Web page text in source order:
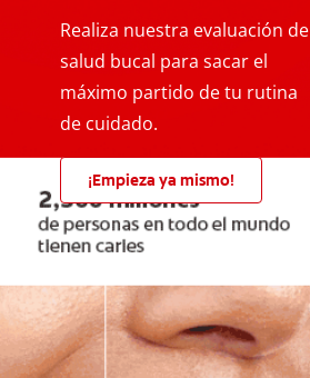
Realiza nuestra evaluación de
salud bucal para sacar el
máximo partido de tu rutina
de cuidado.
¡Empieza ya mismo!